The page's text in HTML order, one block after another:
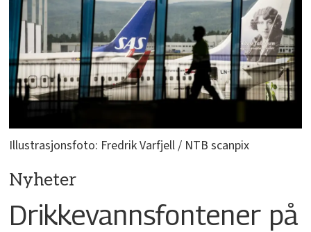
Illustrasjonsfoto: Fredrik Varfjell / NTB scanpix
Nyheter
Drikkevannsfontener på